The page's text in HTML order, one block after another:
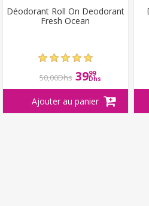
Déodorant Roll On Deodorant
Fresh Ocean
50,00Dhs 3999
Dhs